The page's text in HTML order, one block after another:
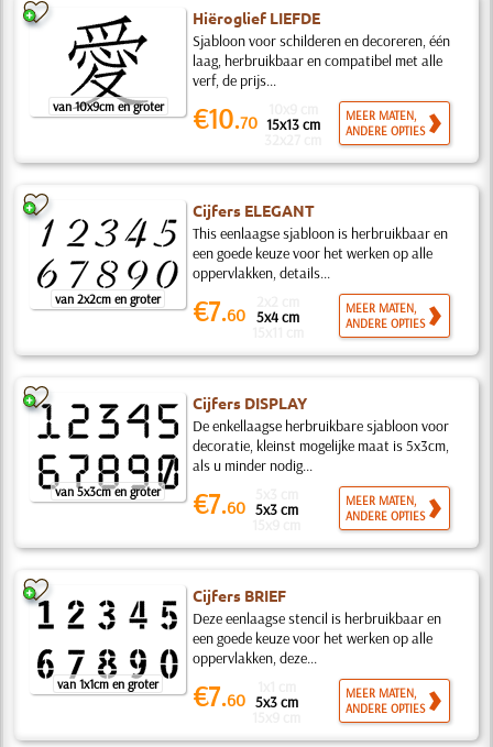
van 10x9cm en groter
Hiëroglief LIEFDE
Sjabloon voor schilderen en decoreren, één
laag, herbruikbaar en compatibel met alle
verf, de prijs...
€10.70 15x13 cm
MEER MATEN,
ANDERE OPTIES
van 2x2cm en groter
Cijfers ELEGANT
This eenlaagse sjabloon is herbruikbaar en
een goede keuze voor het werken op alle
oppervlakken, details...
€7.60 5x4 cm
MEER MATEN,
ANDERE OPTIES
van 5x3cm en groter
Cijfers DISPLAY
De enkellaagse herbruikbare sjabloon voor
decoratie, kleinst mogelijke maat is 5x3cm,
als u minder nodig...
€7.60 5x3 cm
MEER MATEN,
ANDERE OPTIES
van 1x1cm en groter
Cijfers BRIEF
Deze eenlaagse stencil is herbruikbaar en
een goede keuze voor het werken op alle
oppervlakken, deze...
€7.60 5x3 cm
MEER MATEN,
ANDERE OPTIES